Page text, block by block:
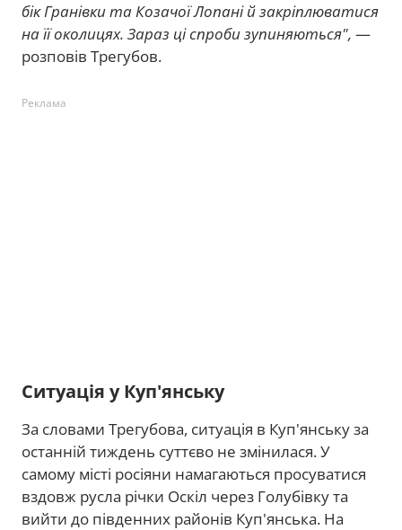
бік Гранівки та Козачої Лопані й закріплюватися
на її околицях. Зараз ці спроби зупиняються", —
розповів Трегубов.
Реклама
Ситуація у Куп'янську
За словами Трегубова, ситуація в Куп'янську за
останній тиждень суттєво не змінилася. У
самому місті росіяни намагаються просуватися
вздовж русла річки Оскіл через Голубівку та
вийти до південних районів Куп'янська. На